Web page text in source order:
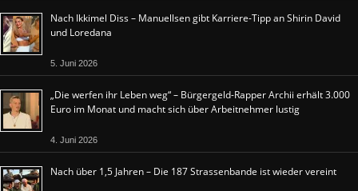
Nach Ikkimel Diss – Manuellsen gibt Karriere-Tipp an Shirin David
und Loredana
5. Juni 2026
„Die werfen ihr Leben weg“ – Bürgergeld-Rapper Archii erhält 3.000
Euro im Monat und macht sich über Arbeitnehmer lustig
4. Juni 2026
Nach über 1,5 Jahren – Die 187 Strassenbande ist wieder vereint